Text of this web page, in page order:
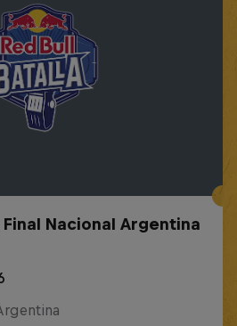
Nacional Argentina